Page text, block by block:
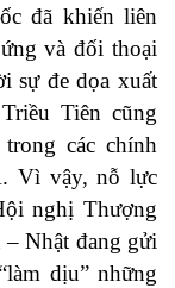
đã khiến liên
và đối thoại
sự đe dọa xuất
Tiên cũng
các chính
Vì vậy, nỗ lực
nghị Thượng
Nhật đang gửi
dịu” những